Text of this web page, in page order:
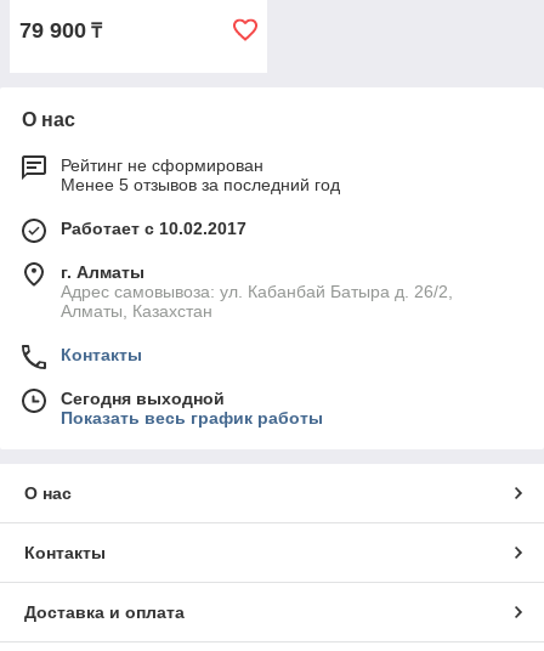
79 900 ₸
О нас
Рейтинг не сформирован
Менее 5 отзывов за последний год
Работает с 10.02.2017
г. Алматы
Адрес самовывоза: ул. Кабанбай Батыра д. 26/2,
Алматы, Казахстан
Контакты
Сегодня выходной
Показать весь график работы
О нас
Контакты
Доставка и оплата